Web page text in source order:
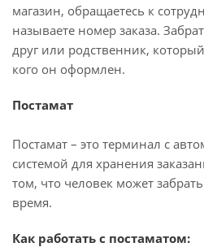
магазин, обращаетесь к
называете номер заказа.
друг или родственник,
кого он оформлен.
Постамат
Постамат – это терминал с
системой для хранения
том, что человек может
время.
Как работать с постаматом: